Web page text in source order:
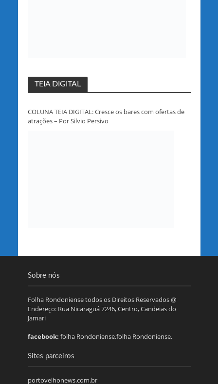
TEIA DIGITAL
COLUNA TEIA DIGITAL: Cresce os bares com ofertas de
atrações – Por Silvio Persivo
Sobre nós
Folha Rondoniense todos os Direitos Reservados @
Endereço: Rua Nicaraguá 7246, Centro, Candeias do
Jamari
facebook: folha Rondoniense.folha Rondoniense.
Sites parceiros
portovelhonews.com.br